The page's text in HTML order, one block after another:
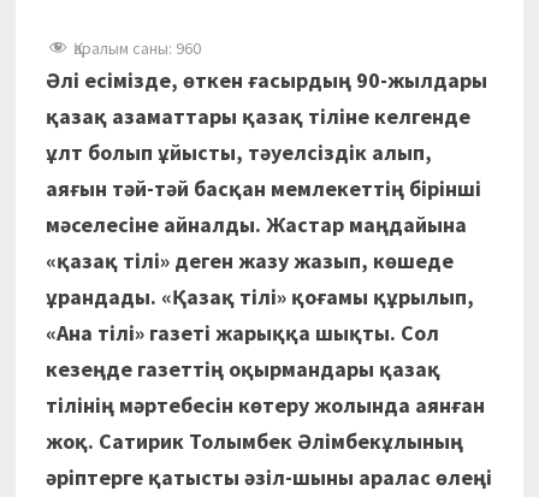
Қаралым саны: 960
Әлі есімізде, өткен ғасырдың 90-жылдары
қазақ азаматтары қазақ тіліне келгенде
ұлт болып ұйысты, тәуелсіздік алып,
аяғын тәй-тәй басқан мемлекеттің бірінші
мәселесіне айналды. Жастар маңдайына
«қазақ тілі» деген жазу жазып, көшеде
ұрандады. «Қазақ тілі» қоғамы құрылып,
«Ана тілі» газеті жарыққа шықты. Сол
кезеңде газеттің оқырмандары қазақ
тілінің мәртебесін көтеру жолында аянған
жоқ. Сатирик Толымбек Әлімбекұлының
әріптерге қатысты әзіл-шыны аралас өлеңі